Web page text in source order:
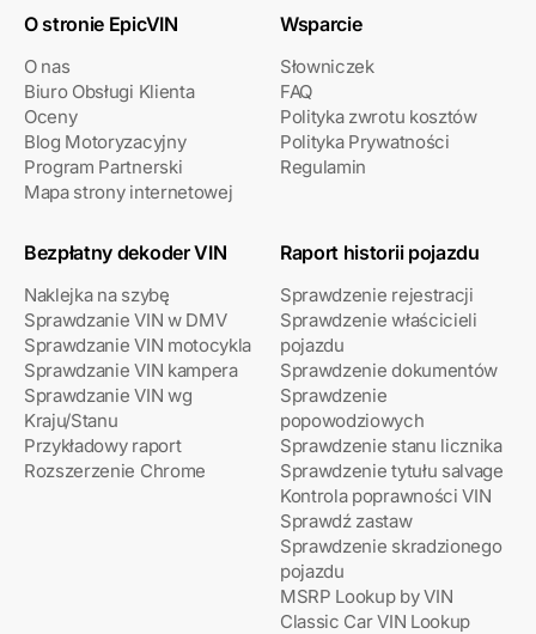
O stronie EpicVIN
O nas
Biuro Obsługi Klienta
Oceny
Blog Motoryzacyjny
Program Partnerski
Mapa strony internetowej
Wsparcie
Słowniczek
FAQ
Polityka zwrotu kosztów
Polityka Prywatności
Regulamin
Bezpłatny dekoder VIN
Naklejka na szybę
Sprawdzanie VIN w DMV
Sprawdzanie VIN motocykla
Sprawdzanie VIN kampera
Sprawdzanie VIN wg
Kraju/Stanu
Przykładowy raport
Rozszerzenie Chrome
Raport historii pojazdu
Sprawdzenie rejestracji
Sprawdzenie właścicieli
pojazdu
Sprawdzenie dokumentów
Sprawdzenie
popowodziowych
Sprawdzenie stanu licznika
Sprawdzenie tytułu salvage
Kontrola poprawności VIN
Sprawdź zastaw
Sprawdzenie skradzionego
pojazdu
MSRP Lookup by VIN
Classic Car VIN Lookup